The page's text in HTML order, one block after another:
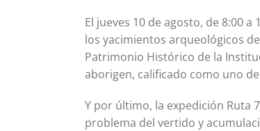
El jueves 10 de agosto, de 8:00
los yacimientos arqueológicos
Patrimonio Histórico de la
aborigen, calificado como uno
Y por último, la expedición Ruta
problema del vertido y